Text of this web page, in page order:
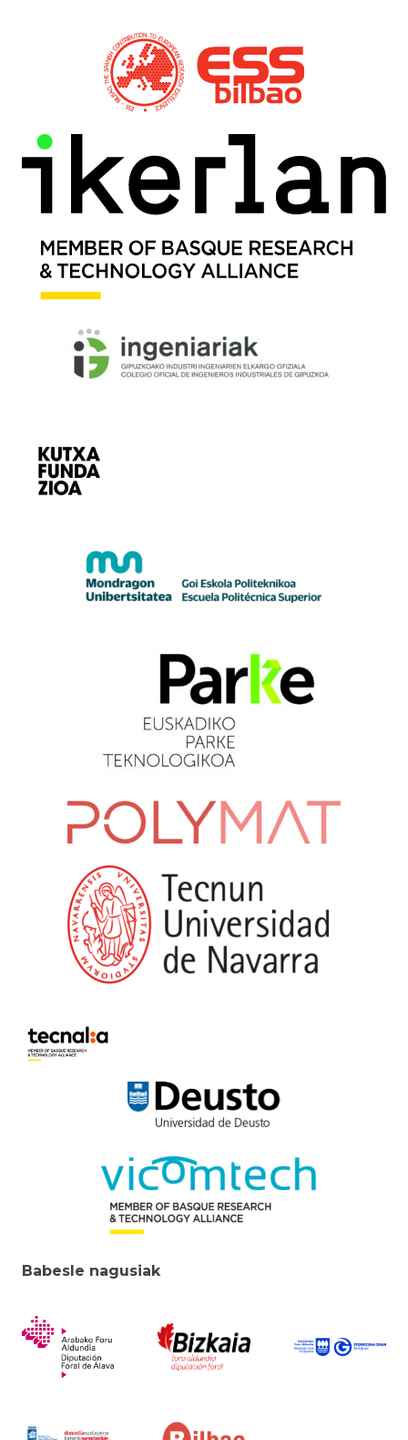
Babesle nagusiak